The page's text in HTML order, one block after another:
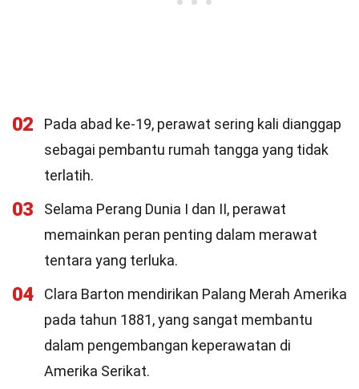
02
Pada abad ke-19, perawat sering kali dianggap
sebagai pembantu rumah tangga yang tidak
terlatih.
03
Selama Perang Dunia I dan II, perawat
memainkan peran penting dalam merawat
tentara yang terluka.
04
Clara Barton mendirikan Palang Merah Amerika
pada tahun 1881, yang sangat membantu
dalam pengembangan keperawatan di
Amerika Serikat.